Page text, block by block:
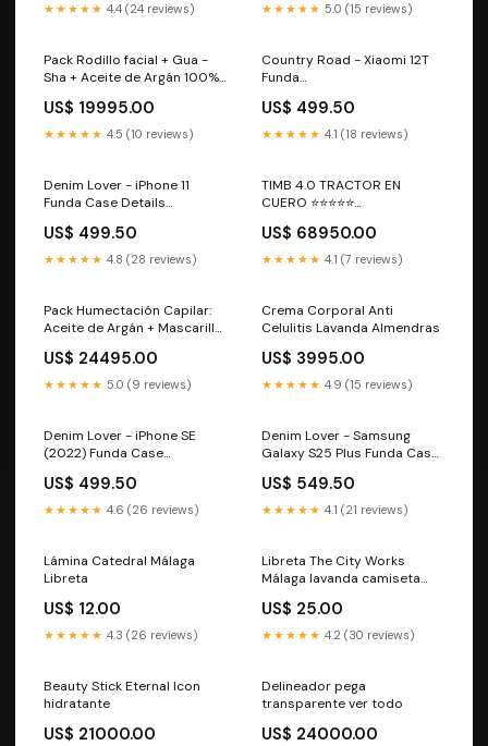
★★★★★ 4.4 (24 reviews) ★★★★★ 5.0 (15 reviews)
Pack Rodillo facial + Gua -
Sha + Aceite de Argán 100%
US$ 19995.00
★★★★★ 4.5 (10 reviews)
Country Road - Xiaomi 12T
Funda
US$ 499.50
★★★★★ 4.1 (18 reviews)
Denim Lover - iPhone 11
Funda Case Details
US$ 499.50
★★★★★ 4.8 (28 reviews)
TIMB 4.0 TRACTOR EN
CUERO ⭐⭐⭐⭐⭐
US$ 68950.00
★★★★★ 4.1 (7 reviews)
Pack Humectación Capilar:
Aceite de Argán + Mascarilla
Argán 50ml + Mascarilla
Capilar
US$ 24495.00
★★★★★ 5.0 (9 reviews)
Crema Corporal Anti
Celulitis Lavanda Almendras
US$ 3995.00
★★★★★ 4.9 (15 reviews)
Denim Lover - iPhone SE
(2022) Funda Case
US$ 499.50
★★★★★ 4.6 (26 reviews)
Denim Lover - Samsung
Galaxy S25 Plus Funda Case
US$ 549.50
★★★★★ 4.1 (21 reviews)
Lámina Catedral Málaga
Libreta
US$ 12.00
★★★★★ 4.3 (26 reviews)
Libreta The City Works
Málaga lavanda camiseta
US$ 25.00
★★★★★ 4.2 (30 reviews)
Beauty Stick Eternal Icon
hidratante
US$ 21000.00
Delineador pega
transparente ver todo
US$ 24000.00